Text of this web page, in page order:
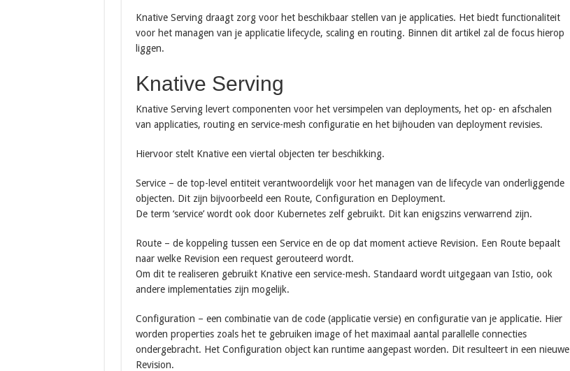
Knative Serving draagt zorg voor het beschikbaar stellen van je applicaties. Het biedt functionaliteit
voor het managen van je applicatie lifecycle, scaling en routing. Binnen dit artikel zal de focus hierop
liggen.
Knative Serving
Knative Serving levert componenten voor het versimpelen van deployments, het op- en afschalen
van applicaties, routing en service-mesh configuratie en het bijhouden van deployment revisies.
Hiervoor stelt Knative een viertal objecten ter beschikking.
Service – de top-level entiteit verantwoordelijk voor het managen van de lifecycle van onderliggende
objecten. Dit zijn bijvoorbeeld een Route, Configuration en Deployment.
De term ‘service’ wordt ook door Kubernetes zelf gebruikt. Dit kan enigszins verwarrend zijn.
Route – de koppeling tussen een Service en de op dat moment actieve Revision. Een Route bepaalt
naar welke Revision een request gerouteerd wordt.
Om dit te realiseren gebruikt Knative een service-mesh. Standaard wordt uitgegaan van Istio, ook
andere implementaties zijn mogelijk.
Configuration – een combinatie van de code (applicatie versie) en configuratie van je applicatie. Hier
worden properties zoals het te gebruiken image of het maximaal aantal parallelle connecties
ondergebracht. Het Configuration object kan runtime aangepast worden. Dit resulteert in een nieuwe
Revision.